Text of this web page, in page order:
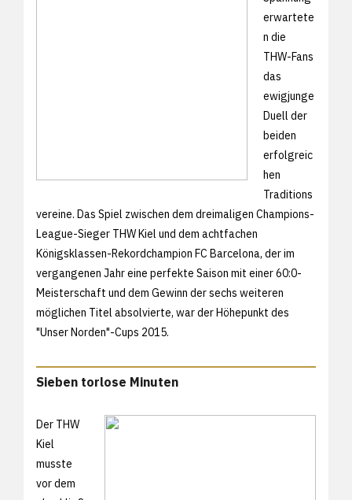
erwartete
n die
THW-Fans
das
ewigjunge
Duell der
beiden
erfolgreic
hen
Traditions
vereine. Das Spiel zwischen dem dreimaligen Champions-
League-Sieger THW Kiel und dem achtfachen
Königsklassen-Rekordchampion FC Barcelona, der im
vergangenen Jahr eine perfekte Saison mit einer 60:0-
Meisterschaft und dem Gewinn der sechs weiteren
möglichen Titel absolvierte, war der Höhepunkt des
"Unser Norden"-Cups 2015.
Sieben torlose Minuten
Der THW
Kiel
musste
vor dem